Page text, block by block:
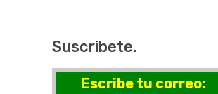
Suscribete.
Escribe tu correo: